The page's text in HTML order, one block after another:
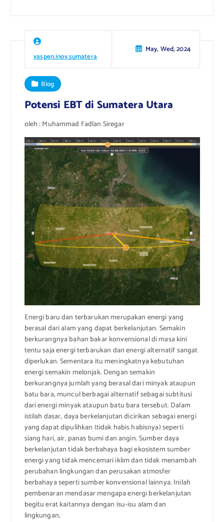
yaspen.inov.sumatera
May, Wed, 2024
Blog
Potensi EBT di Sumatera Utara
oleh : Muhammad Fadlan Siregar
Energi baru dan terbarukan merupakan energi yang
berasal dari alam yang dapat berkelanjutan. Semakin
berkurangnya bahan bakar konvensional di masa kini
tentu saja energi terbarukan dan energi alternatif sangat
diperlukan. Sementara itu meningkatnya kebutuhan
energi semakin melonjak. Dengan semakin
berkurangnya jumlah yang berasal dari minyak ataupun
batu bara, muncul berbagai alternatif sebagai subtitusi
dari energi minyak ataupun batu bara tersebut. Dalam
istilah dasar, daya berkelanjutan dicirikan sebagai energi
yang dapat dipulihkan (tidak habis habisnya) seperti
siang hari, air, panas bumi dan angin. Sumber daya
berkelanjutan tidak berbahaya bagi ekosistem sumber
energi yang tidak mencemari iklim dan tidak menambah
perubahan lingkungan dan perusakan atmosfer
berbahaya seperti sumber konvensional lainnya. Inilah
pembenaran mendasar mengapa energi berkelanjutan
begitu erat kaitannya dengan isu-isu alam dan
lingkungan,